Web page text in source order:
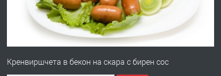
преди 1 година
Първи поход "По стъпките на Ангел
Кренвиршчета в бекон на скара с бирен сос